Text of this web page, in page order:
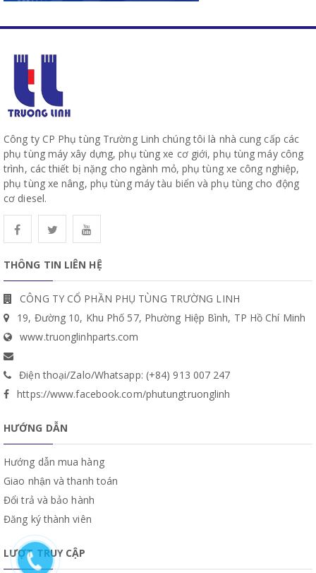
Công ty CP Phụ tùng Trường Linh chúng tôi là nhà cung cấp các
phụ tùng máy xây dựng, phụ tùng xe cơ giới, phụ tùng máy công
trình, các thiết bị nặng cho ngành mỏ, phụ tùng xe công nghiệp,
phụ tùng xe nâng, phụ tùng máy tàu biển và phụ tùng cho động
cơ diesel.
THÔNG TIN LIÊN HỆ
CÔNG TY CỔ PHẦN PHỤ TÙNG TRƯỜNG LINH
19, Đường 10, Khu Phố 57, Phường Hiệp Bình, TP Hồ Chí Minh
www.truonglinhparts.com
Điện thoại/Zalo/Whatsapp: (+84) 913 007 247
https://www.facebook.com/phutungtruonglinh
HƯỚNG DẪN
Hướng dẫn mua hàng
Giao nhận và thanh toán
Đổi trả và bảo hành
Đăng ký thành viên
LƯỢT TRUY CẬP